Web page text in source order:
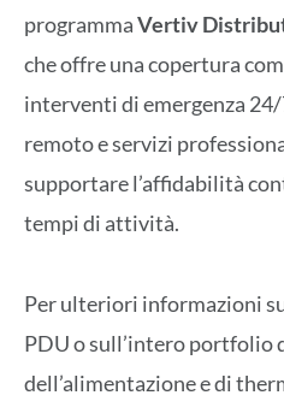
programmaVertiv
che offre una copertura
interventi di emergenza
remoto e servizi
supportare l’affidabilità
tempi di attività.
Per ulteriori informazioni
PDU o sull’intero portfolio
dell’alimentazione e di